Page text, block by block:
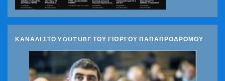
ΚΑΝΑΛΙ ΣΤΟ YOUTUBE ΤΟΥ ΓΙΩΡΓΟΥ ΠΑΠΑΠΡΟΔΡΟΜΟΥ